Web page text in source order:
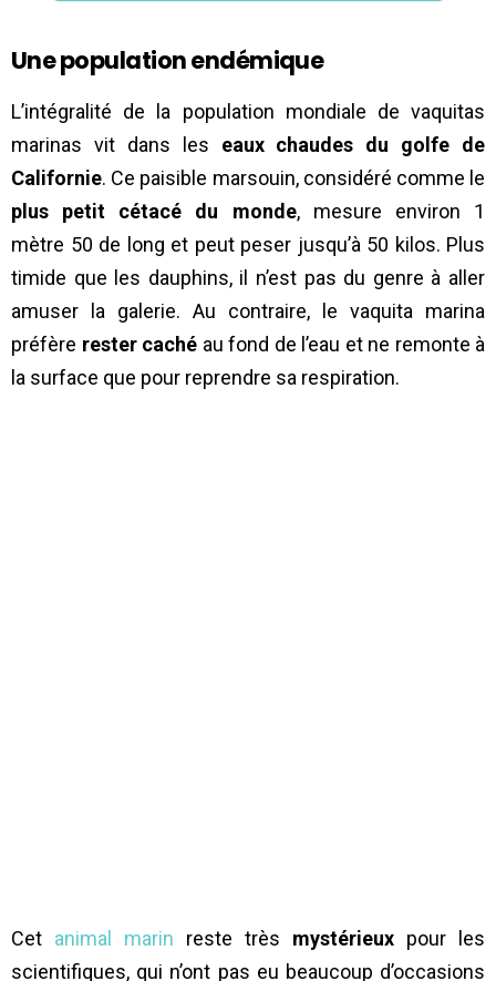
Une population endémique
L’intégralité de la population mondiale de vaquitas
marinas vit dans les eaux chaudes du golfe de
Californie. Ce paisible marsouin, considéré comme le
plus petit cétacé du monde, mesure environ 1
mètre 50 de long et peut peser jusqu’à 50 kilos. Plus
timide que les dauphins, il n’est pas du genre à aller
amuser la galerie. Au contraire, le vaquita marina
préfère rester caché au fond de l’eau et ne remonte à
la surface que pour reprendre sa respiration.
Cet animal marin reste très mystérieux pour les
scientifiques, qui n’ont pas eu beaucoup d’occasions